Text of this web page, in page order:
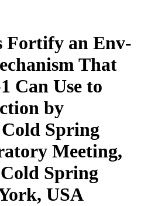
Fortify an Env-
That
Can Use to
by
Spring
Meeting,
Spring
USA